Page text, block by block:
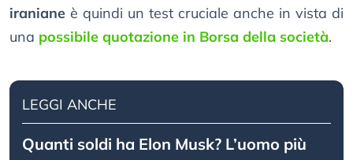
iraniane è quindi un test cruciale anche in vista di
una possibile quotazione in Borsa della società.
LEGGI ANCHE
Quanti soldi ha Elon Musk? L’uomo più